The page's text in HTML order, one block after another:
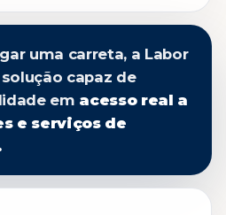
uma carreta, a Labor
capaz de
em acesso real a
e serviços de